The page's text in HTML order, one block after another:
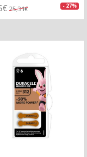
25,31€ - 27%